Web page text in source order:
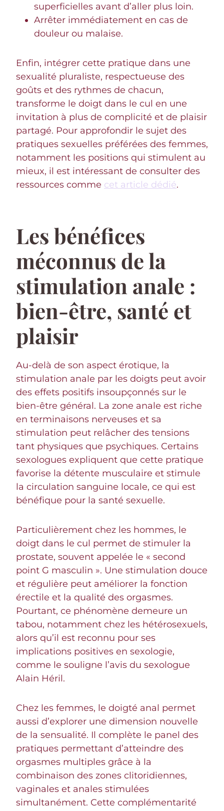
superficielles avant d’aller plus loin.
Arrêter immédiatement en cas de
douleur ou malaise.
Enfin, intégrer cette pratique dans une
sexualité pluraliste, respectueuse des
goûts et des rythmes de chacun,
transforme le doigt dans le cul en une
invitation à plus de complicité et de plaisir
partagé. Pour approfondir le sujet des
pratiques sexuelles préférées des femmes,
notamment les positions qui stimulent au
mieux, il est intéressant de consulter des
ressources comme cet article dédié.
Les bénéfices
méconnus de la
stimulation anale :
bien-être, santé et
plaisir
Au-delà de son aspect érotique, la
stimulation anale par les doigts peut avoir
des effets positifs insoupçonnés sur le
bien-être général. La zone anale est riche
en terminaisons nerveuses et sa
stimulation peut relâcher des tensions
tant physiques que psychiques. Certains
sexologues expliquent que cette pratique
favorise la détente musculaire et stimule
la circulation sanguine locale, ce qui est
bénéfique pour la santé sexuelle.
Particulièrement chez les hommes, le
doigt dans le cul permet de stimuler la
prostate, souvent appelée le « second
point G masculin ». Une stimulation douce
et régulière peut améliorer la fonction
érectile et la qualité des orgasmes.
Pourtant, ce phénomène demeure un
tabou, notamment chez les hétérosexuels,
alors qu’il est reconnu pour ses
implications positives en sexologie,
comme le souligne l’avis du sexologue
Alain Héril.
Chez les femmes, le doigté anal permet
aussi d’explorer une dimension nouvelle
de la sensualité. Il complète le panel des
pratiques permettant d’atteindre des
orgasmes multiples grâce à la
combinaison des zones clitoridiennes,
vaginales et anales stimulées
simultanément. Cette complémentarité